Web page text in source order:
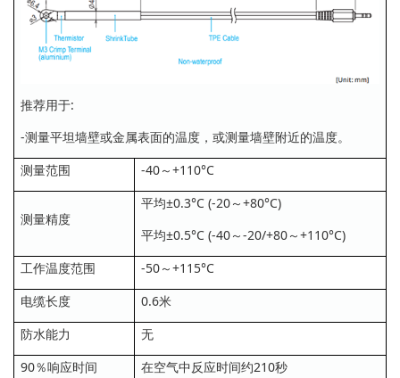
推荐用于:
-测量平坦墙壁或金属表面的温度，或测量墙壁附近的温度。
测量范围
-40～+110°C
测量精度
平均±0.3°C (-20～+80°C)
平均±0.5°C (-40～-20/+80～+110°C)
工作温度范围
-50～+115°C
电缆长度
0.6米
防水能力
无
90％响应时间
在空气中反应时间约210秒